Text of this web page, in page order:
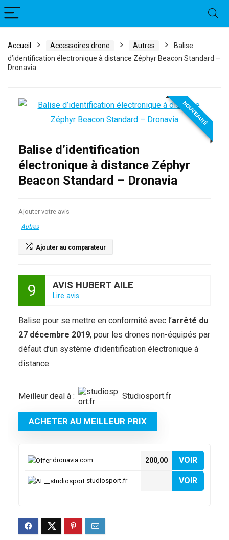
Accueil Accessoires drone Autres
Balise
d’identification électronique à distance Zéphyr Beacon Standard –
Dronavia
NOUVEAUTÉ
Balise d’identification
électronique à distance Zéphyr
Beacon Standard – Dronavia
Ajouter votre avis
Autres
Ajouter au comparateur
9 AVIS HUBERT AILE
Lire avis
Balise pour se mettre en conformité avec l’arrêté du
27 décembre 2019, pour les drones non-équipés par
défaut d’un système d’identification électronique à
distance.
Meilleur deal à : studiosport.fr
ACHETER AU MEILLEUR PRIX
dronavia.com 200,00 VOIR
studiosport.fr VOIR